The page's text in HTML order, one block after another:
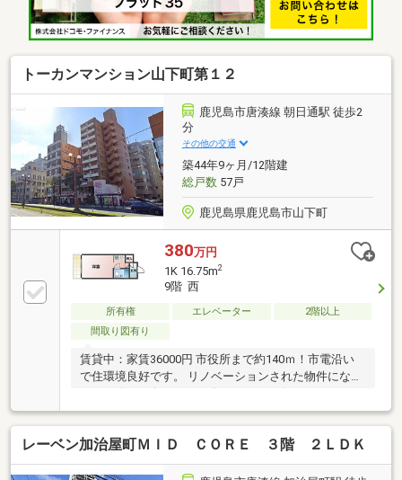
トーカンマンション山下町第１２
鹿児島市唐湊線 朝日通駅 徒歩2
分
その他の交通
築44年9ヶ月/12階建
総戸数57戸
鹿児島県鹿児島市山下町
380万円
1K 16.75m2
9階 西
所有権 エレベーター
2階以上
間取り図有り
賃貸中：家賃36000円 市役所まで約140ｍ！市電沿い
で住環境良好です。 リノベーションされた物件になり
レーベン加治屋町ＭＩＤ ＣＯＲＥ ３階 ２ＬＤＫ